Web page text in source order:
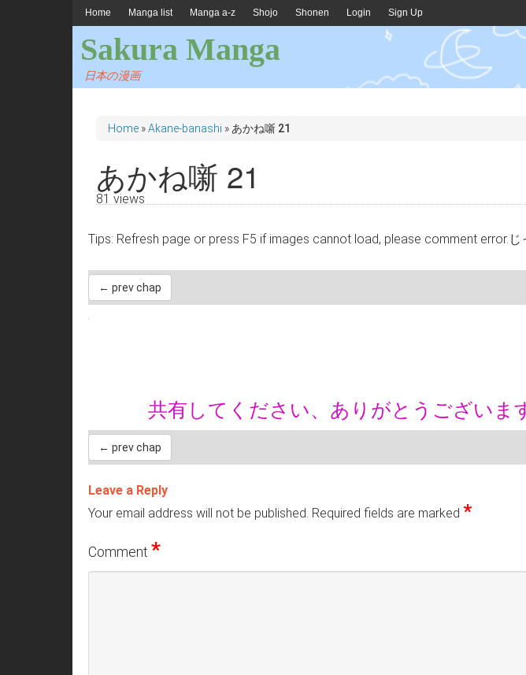
Home Manga list Manga a-z Shojo Shonen Login Sign Up
Sakura Manga
日本の漫画
Home »Akane-banashi »あかね噺 21
あかね噺 21
81 views
Tips: Refresh page or press F5 if images cannot load, please comment error.じ
← prev chap
共有してください、ありがとうございま
← prev chap
Leave a Reply
Your email address will not be published. Required fields are marked *
Comment *